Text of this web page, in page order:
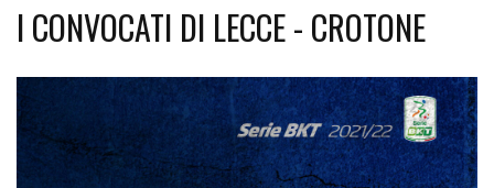
I CONVOCATI DI LECCE - CROTONE